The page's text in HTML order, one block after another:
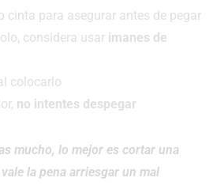
cinta para asegurar antes de pegar
considera usar imanes de
colocarlo
no intentes despegar
mucho, lo mejor es cortar una
la pena arriesgar un mal